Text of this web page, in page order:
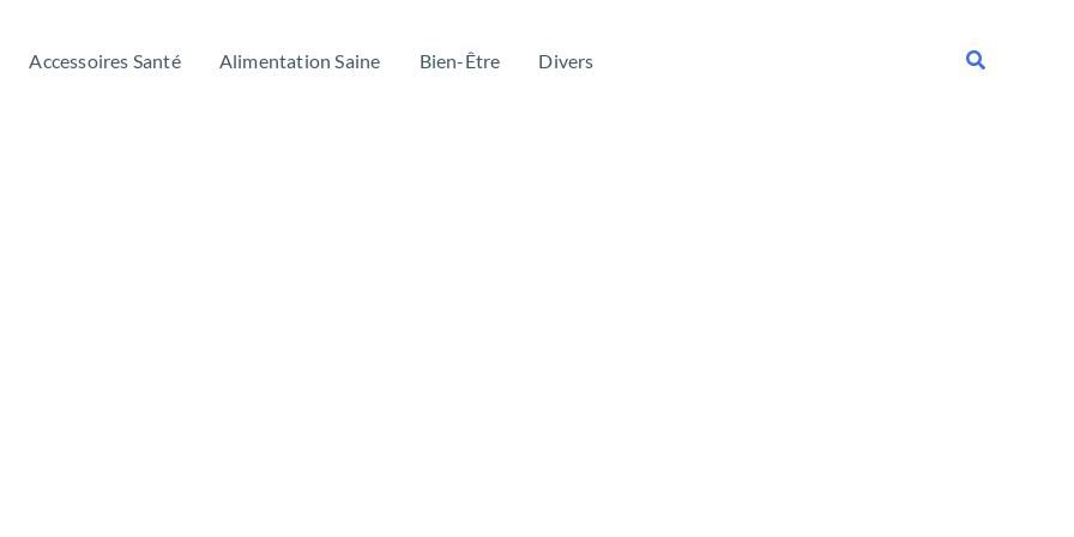
Accessoires Santé Alimentation Saine Bien-Être Divers Rechercher